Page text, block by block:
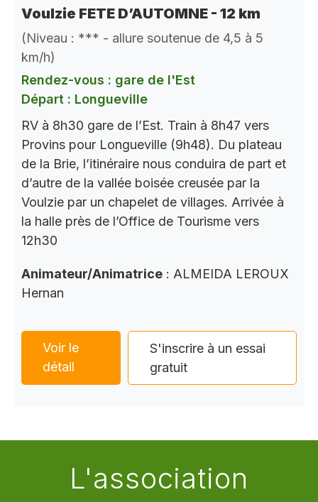
Voulzie FETE D’AUTOMNE - 12 km
(Niveau : *** - allure soutenue de 4,5 à 5
km/h)
Rendez-vous : gare de l'Est
Départ : Longueville
RV à 8h30 gare de l’Est. Train à 8h47 vers
Provins pour Longueville (9h48). Du plateau
de la Brie, l’itinéraire nous conduira de part et
d’autre de la vallée boisée creusée par la
Voulzie par un chapelet de villages. Arrivée à
la halle près de l’Office de Tourisme vers
12h30
Animateur/Animatrice : ALMEIDA LEROUX
Hernan
Voir le
détail
S'inscrire à un essai
gratuit
L'association